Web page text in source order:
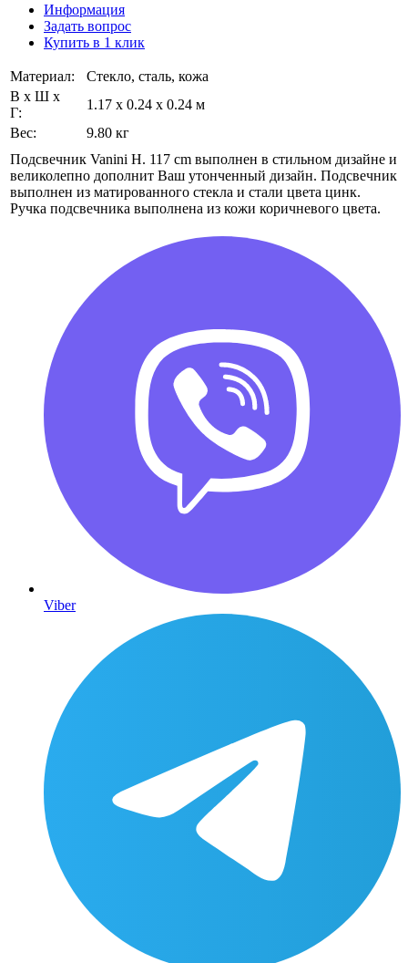
Информация
Задать вопрос
Купить в 1 клик
Материал:
Стекло, сталь, кожа
В х Ш х
Г:
1.17 x 0.24 x 0.24 м
Вес:
9.80 кг
Подсвечник Vanini H. 117 cm выполнен в стильном дизайне и
великолепно дополнит Ваш утонченный дизайн. Подсвечник
выполнен из матированного стекла и стали цвета цинк.
Ручка подсвечника выполнена из кожи коричневого цвета.
Viber